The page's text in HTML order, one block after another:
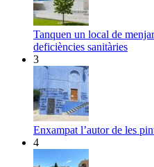
Tanquen un local de
deficiències sanitàries
3
Enxampat l’autor de les
4